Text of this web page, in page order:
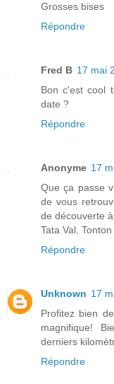
Grosses bises
Répondre
Fred B 17 mai
Bon c'est cool
date ?
Répondre
Anonyme 17
Que ça passe
de vous
de découverte
Tata Val,
Répondre
Unknown 17
Profitez bien
magnifique!
derniers
Répondre